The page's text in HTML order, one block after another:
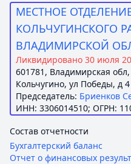
МЕСТНОЕ
КОЛЬЧУГИНСКОГО
ВЛАДИМИРСКОЙ
Ликвидировано 30 июля
601781, Владимирская
Кольчугино, ул Победы, д 4
Председатель: Бриенков
ИНН: 3306014510; ОГРН:
Состав отчетности
Бухгалтерский баланс
Отчет о финансовых